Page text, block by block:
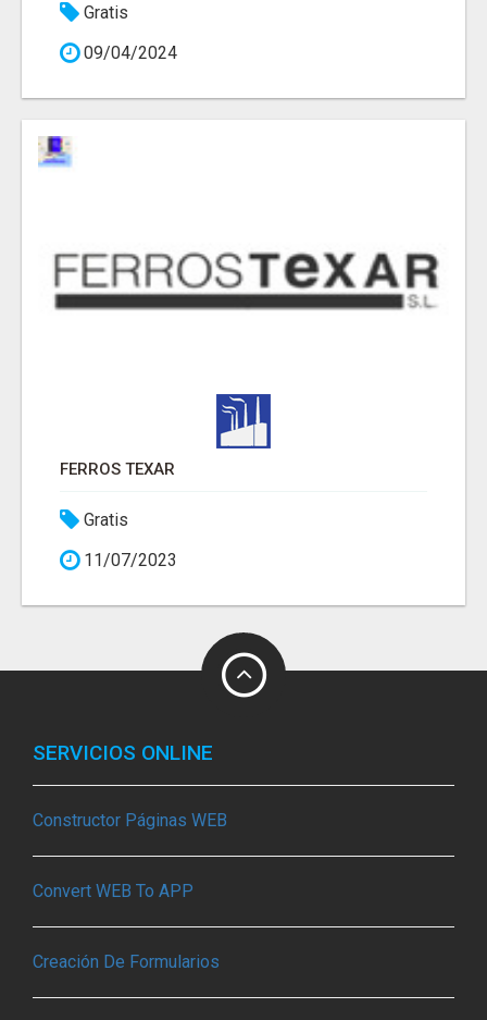
Gratis
09/04/2024
FERROS TEXAR
Gratis
11/07/2023
SERVICIOS ONLINE
Constructor Páginas WEB
Convert WEB To APP
Creación De Formularios